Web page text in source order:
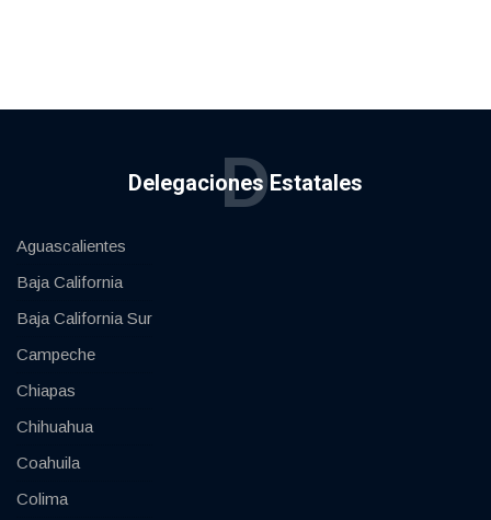
Delegaciones Estatales
D
Aguascalientes
Baja California
Baja California Sur
Campeche
Chiapas
Chihuahua
Coahuila
Colima